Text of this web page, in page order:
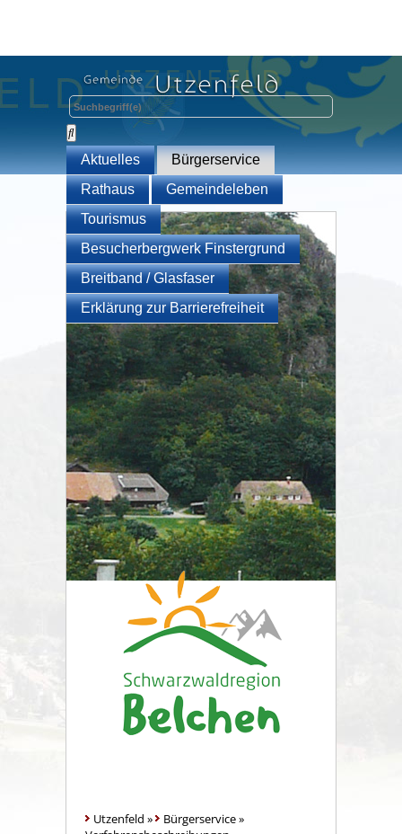
Aktuelles
Bürgerservice
Rathaus
Gemeindeleben
Tourismus
Besucherbergwerk Finstergrund
Breitband / Glasfaser
Erklärung zur Barrierefreiheit
Utzenfeld » Bürgerservice»